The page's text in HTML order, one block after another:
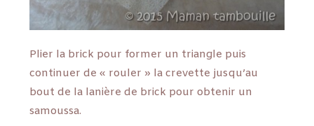
Plier la brick pour former un triangle puis
continuer de « rouler » la crevette jusqu’au
bout de la lanière de brick pour obtenir un
samoussa.